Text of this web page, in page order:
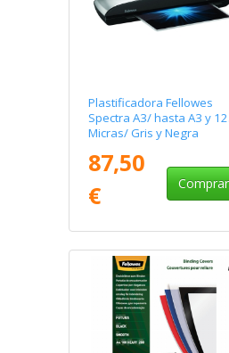
Plastificadora Fellowes
Spectra A3/ hasta A3 y
Micras/ Gris y Negra
87,50
€
Comprar